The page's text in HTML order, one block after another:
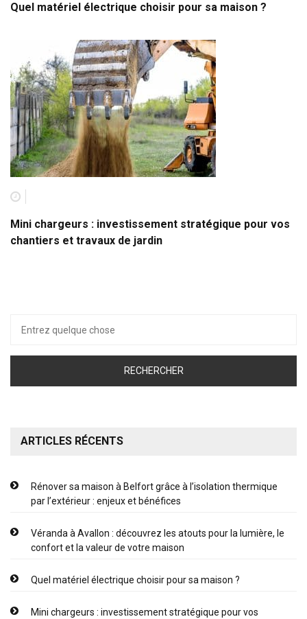
Quel matériel électrique choisir pour sa maison ?
Mini chargeurs : investissement stratégique pour vos
chantiers et travaux de jardin
pour :
ARTICLES RÉCENTS
Rénover sa maison à Belfort grâce à l’isolation thermique
par l’extérieur : enjeux et bénéfices
Véranda à Avallon : découvrez les atouts pour la lumière, le
confort et la valeur de votre maison
Quel matériel électrique choisir pour sa maison ?
Mini chargeurs : investissement stratégique pour vos